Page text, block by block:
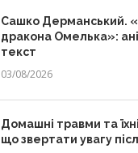
Сашко Дерманський.
дракона Омелька»:
текст
03/08/2026
Домашні травми та
що звертати увагу